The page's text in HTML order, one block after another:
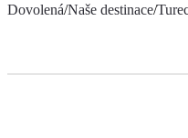
Dovolená/Naše destinace/